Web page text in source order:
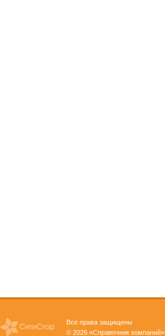
Все права защищены
© 2026 «Справочник компаний»